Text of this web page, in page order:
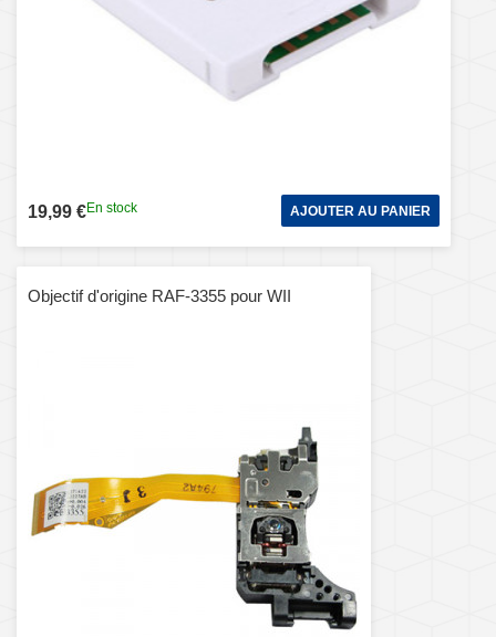
19,99 €En stock AJOUTER AU PANIER
Objectif d'origine RAF-3355 pour WII